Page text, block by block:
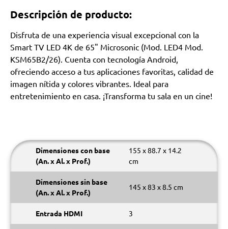
Descripción de producto:
Disfruta de una experiencia visual excepcional con la
Smart TV LED 4K de 65" Microsonic (Mod. LED4 Mod.
KSM65B2/26). Cuenta con tecnología Android,
ofreciendo acceso a tus aplicaciones favoritas, calidad de
imagen nítida y colores vibrantes. Ideal para
entretenimiento en casa. ¡Transforma tu sala en un cine!
Dimensiones con base
(An. x Al. x Prof.)
155 x 88.7 x 14.2
cm
Dimensiones sin base
(An. x Al. x Prof.)
145 x 83 x 8.5 cm
Entrada HDMI 3